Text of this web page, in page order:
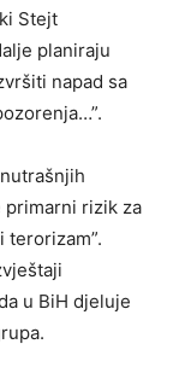
Stejt
planiraju
napad sa
primarni rizik za
terorizam”.
u BiH djeluje